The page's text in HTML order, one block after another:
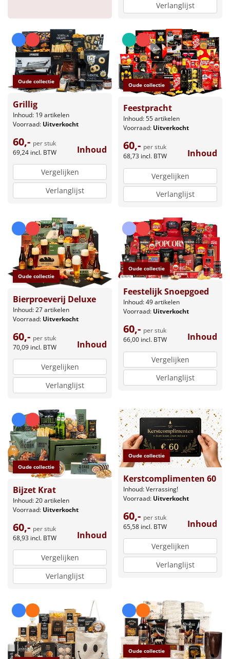
Verlanglijst
Oude collectie
Grillig
Inhoud: 19 artikelen
Voorraad: Uitverkocht
60,- per stuk
69,24 incl. BTW Inhoud
Vergelijken
Verlanglijst
Oude collectie
Feestpracht
Inhoud: 55 artikelen
Voorraad: Uitverkocht
60,- per stuk
68,73 incl. BTW Inhoud
Vergelijken
Verlanglijst
Oude collectie
Bierproeverij Deluxe
Inhoud: 27 artikelen
Voorraad: Uitverkocht
60,- per stuk
70,09 incl. BTW Inhoud
Vergelijken
Verlanglijst
Oude collectie
Feestelijk Snoepgoed
Inhoud: 49 artikelen
Voorraad: Uitverkocht
60,- per stuk
66,00 incl. BTW Inhoud
Vergelijken
Verlanglijst
Oude collectie
Bijzet Krat
Inhoud: 20 artikelen
Voorraad: Uitverkocht
60,- per stuk
68,93 incl. BTW Inhoud
Vergelijken
Verlanglijst
Oude collectie
Kerstcomplimenten 60
Inhoud: Verrassing!
Voorraad: Uitverkocht
60,- per stuk
65,58 incl. BTW Inhoud
Vergelijken
Verlanglijst
Oude collectie